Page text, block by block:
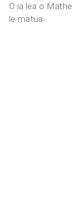
O ia lea o
le matua.